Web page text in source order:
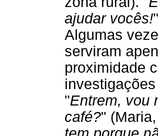
ajudar vocês!
Algumas
serviram
proximidade
"Entrem, vou
café?"